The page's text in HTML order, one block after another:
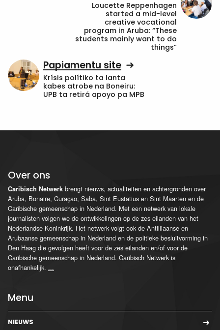
Loucette Reppenhagen
started a mid-level
creative vocational
program in Aruba: “These
students mainly want to do
things”
Papiamentu site
Krísis polítiko ta lanta
kabes atrobe na Boneiru:
UPB ta retirá apoyo pa MPB
Over ons
Caribisch Netwerk brengt nieuws, actualiteiten en achtergronden over
Aruba, Bonaire, Curaçao, Saba, Sint Eustatius en Sint Maarten en de
Caribische gemeenschap in Nederland. Met een netwerk van lokale
journalisten volgen we de ontwikkelingen op de zes eilanden van het
Nederlandse Koninkrijk. Het netwerk volgt ook de Antilliaanse en
Arubaanse gemeenschap in Nederland en de politieke besluitvorming in
Den Haag die gevolgen heeft voor de zes eilanden en/of voor de
Caribische gemeenschap in Nederland. Caribisch Netwerk is
onafhankelijk. ...
Menu
NIEUWS